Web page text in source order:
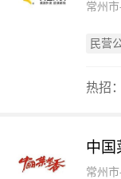
常州
民营
热招：
中国
常州